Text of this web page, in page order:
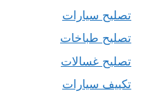
تصليح سيارات
تصليح طباخات
تصليح غسالات
تكييف سيارات